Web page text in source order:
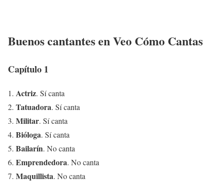
Buenos cantantes en Veo Cómo Cantas
Capítulo 1
1. Actriz. Sí canta
2. Tatuadora. Sí canta
3. Militar. Sí canta
4. Bióloga. Sí canta
5. Bailarín. No canta
6. Emprendedora. No canta
7. Maquillista. No canta